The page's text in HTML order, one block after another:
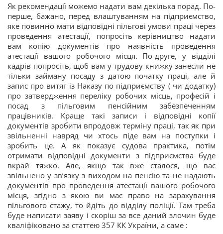
Як рекомендації можемо надати вам декілька порад. По-
перше, бажано, перед влаштуванням на підприємство,
яке повинно мати відповідні пільгові умови праці через
проведення атестації, попросіть керівництво надати
вам копію документів про наявність проведення
атестації вашого робочого місця. По-друге, у відділі
кадрів попросіть, щоб вам у трудову книжку занесли не
тільки займану посаду з датою початку праці, але й
запис про витяг із Наказу по підприємству ( чи додатку)
про затвердження переліку робочих місць, професій і
посад з пільговим пенсійним забезпеченням
працівників. Краще такі записи і відповідні копії
документів зробити впродовж терміну праці, так як при
звільненні навряд чи хтось піде вам на поступки і
зробить це. А як показує судова практика, потім
отримати відповідні документи з підприємства буде
вкрай тяжко. Але, якщо так вже сталося, що вас
звільнено у зв’язку з виходом на пенсію та не надають
документів про проведення атестації вашого робочого
місця, згідно з якою ви має право на зарахування
пільгового стажу, то йдіть до відділу поліції. Там треба
буде написати заяву і скоріш за все даний злочин буде
кваліфіковано за статтею 357 КК України, а саме :